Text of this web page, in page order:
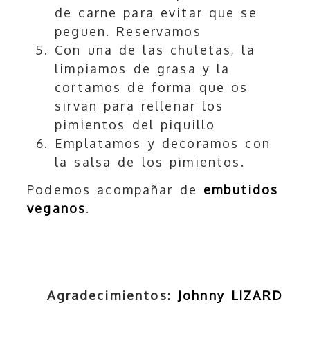
de carne para evitar que se
peguen. Reservamos
Con una de las chuletas, la
limpiamos de grasa y la
cortamos de forma que os
sirvan para rellenar los
pimientos del piquillo
Emplatamos y decoramos con
la salsa de los pimientos.
Podemos acompañar de embutidos
veganos.
Agradecimientos: Johnny LIZARD